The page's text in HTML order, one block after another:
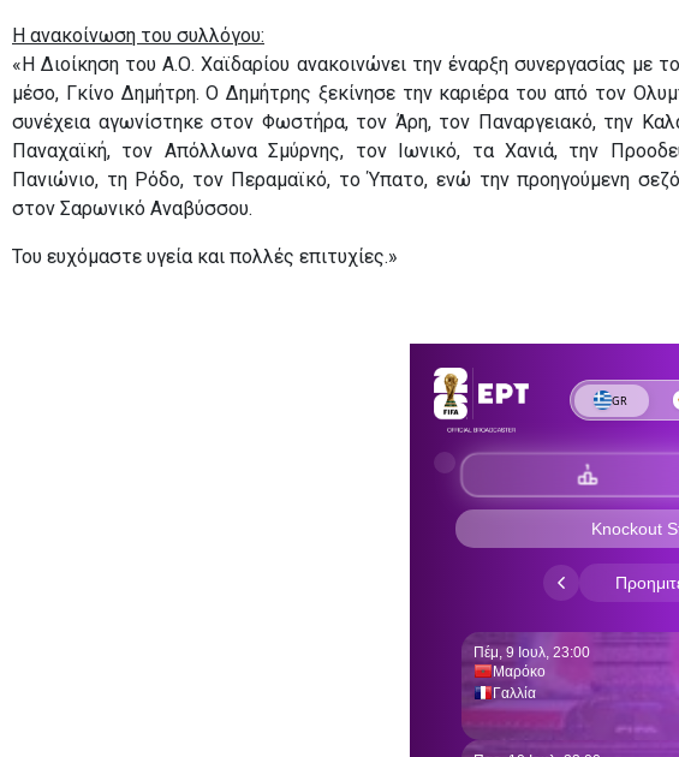
Η ανακοίνωση του συλλόγου:
«Η Διοίκηση του Α.Ο. Χαϊδαρίου ανακοινώνει την έναρξη συνεργασίας με
μέσο, Γκίνο Δημήτρη. Ο Δημήτρης ξεκίνησε την καριέρα του από τον
συνέχεια αγωνίστηκε στον Φωστήρα, τον Άρη, τον Παναργειακό, την
Παναχαϊκή, τον Απόλλωνα Σμύρνης, τον Ιωνικό, τα Χανιά, την
Πανιώνιο, τη Ρόδο, τον Περαμαϊκό, το Ύπατο, ενώ την προηγούμενη
στον Σαρωνικό Αναβύσσου.
Του ευχόμαστε υγεία και πολλές επιτυχίες.»